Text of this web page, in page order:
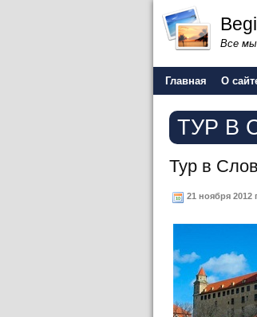
Все
Главная О
ТУР В
Тур в
21 ноября 2012